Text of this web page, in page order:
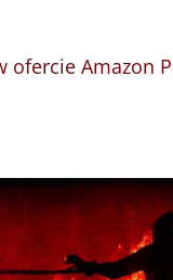
ofercie Amazon